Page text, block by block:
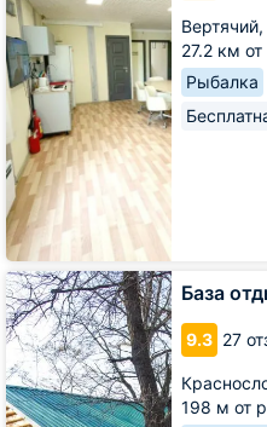
Вертячий,
27.2 км
Рыбалка
База
9.3 27
198 м от
База
отдыха
Рублевка